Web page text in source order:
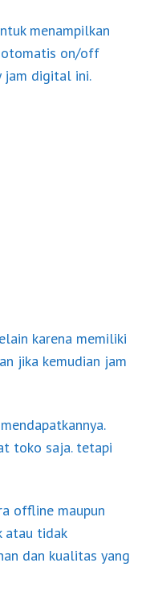
menampilkan
otomatis on/off
jam digital ini.
karena memiliki
jika kemudian jam
toko saja. tetapi
offline maupun
atau tidak
dan kualitas yang